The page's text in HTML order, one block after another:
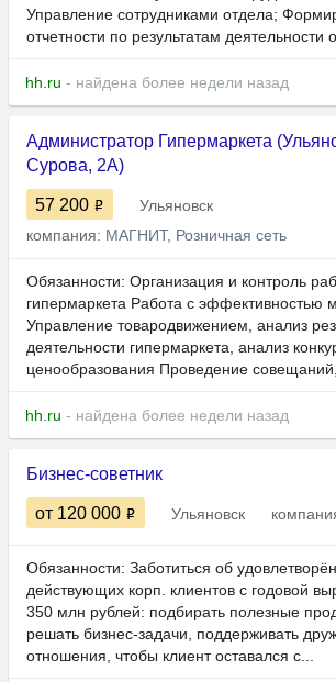
Управление сотрудниками отдела;
отчетности по результатам деятельности
hh.ru - найдена более недели назад
Администратор Гипермаркета
Сурова, 2А)
57 200
Ульяновск
компания: МАГНИТ, Розничная сеть
Обязанности: Организация и контроль
гипермаркета Работа с эффективностью
Управление товародвижением, анализ
деятельности гипермаркета, анализ
ценообразования Проведение
hh.ru - найдена более недели назад
Бизнес-советник
от 120 000 Ульяновск
Обязанности: Заботиться об
действующих корп. клиентов с годовой
350 млн рублей: подбирать полезные
решать бизнес-задачи, поддерживать
отношения, чтобы клиент оставался с...